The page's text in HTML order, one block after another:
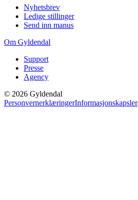
Nyhetsbrev
Ledige stillinger
Send inn manus
Om Gyldendal
Support
Presse
Agency
© 2026 Gyldendal
PersonvernerklæringerInformasjonskapsler